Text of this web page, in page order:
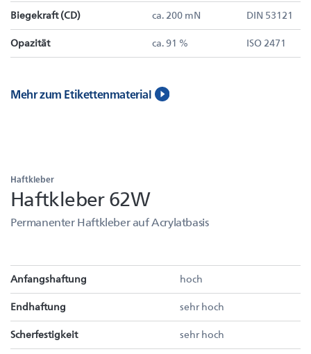
Biegekraft (CD) ca. 200 mN DIN 53121
Opazität ca. 91 % ISO 2471
Mehr zum Etikettenmaterial
Haftkleber
Haftkleber 62W
Permanenter Haftkleber auf Acrylatbasis
Anfangshaftung hoch
Endhaftung sehr hoch
Scherfestigkeit sehr hoch